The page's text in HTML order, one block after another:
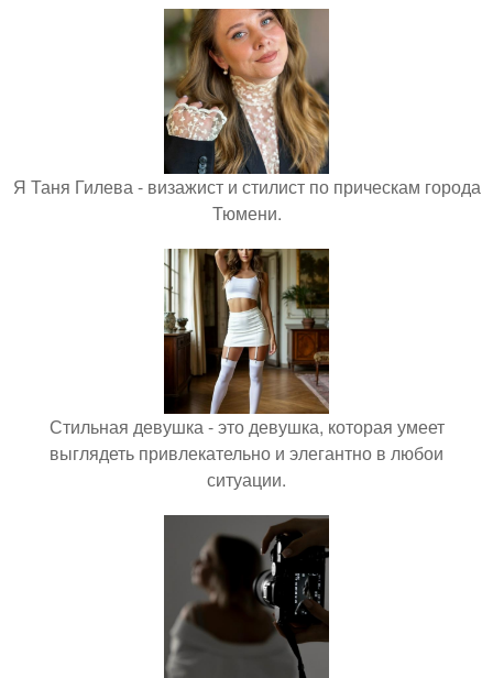
Я Таня Гилева - визажист и стилист по прическам города
Тюмени.
Стильная девушка - это девушка, которая умеет
выглядеть привлекательно и элегантно в любои
ситуации.